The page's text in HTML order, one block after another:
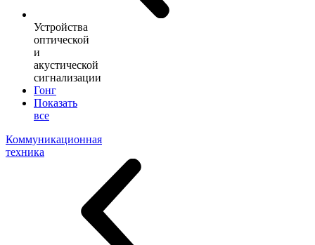
Устройства
оптической
и
акустической
сигнализации
Гонг
Показать
все
Коммуникационная
техника